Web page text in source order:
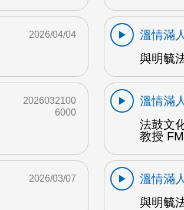
2026/04/04
溫情滿
與明毓
2026032100
6000
溫情滿
法鼓文
教授 FM
2026/03/07
溫情滿
與明毓